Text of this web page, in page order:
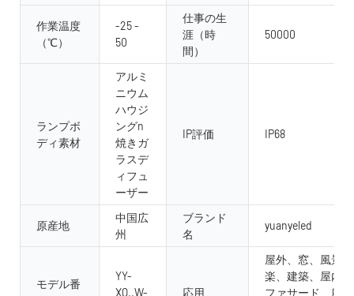
作業温度
（℃）
-25 -
50
仕事の生
涯（時
間）
50000
ランプボ
ディ素材
アルミ
ニウム
ハウジ
ングn
焼きガ
ラスデ
ィフュ
ーザー
IP評価 IP68
原産地
中国広
州
ブランド
名
yuanyeled
モデル番
YY-
XQ..W-
応用
屋外、窓、風景
楽、建築、屋内
ファサード、庭